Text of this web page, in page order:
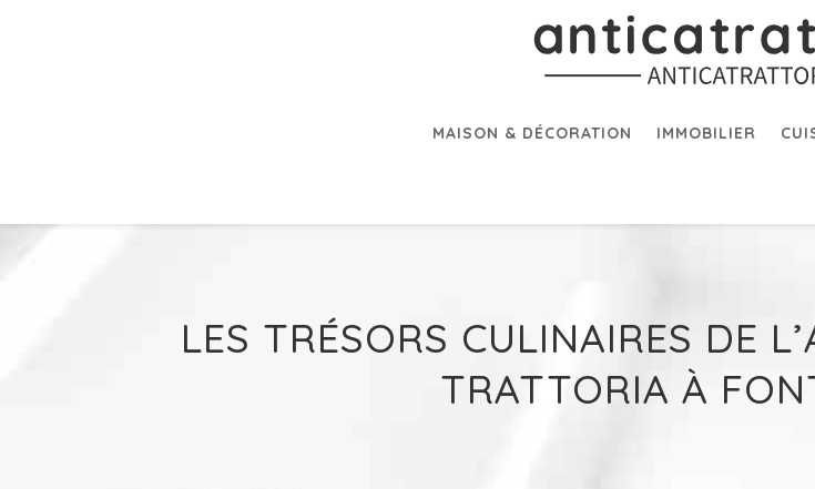
MAISON & DÉCORATION IMMOBILIER
LES TRÉSORS CULINAIRES DE
TRATTORIA À